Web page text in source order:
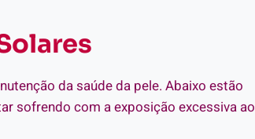
da saúde da pele. Abaixo estão
sofrendo com a exposição excessiva ao